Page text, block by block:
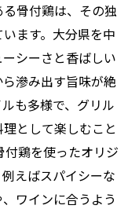
骨付鶏は、その独
ます。大分県を中
シーさと香ばしい
滲み出す旨味が絶
も多様で、グリル
として楽しむこと
鶏を使ったオリジ
えばスパイシーな
ワインに合うよう